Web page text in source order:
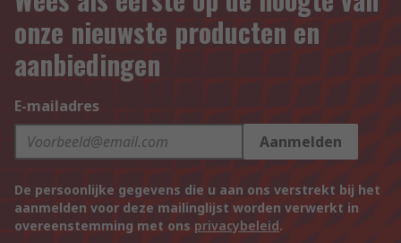
onze nieuwste producten en
aanbiedingen
E-mailadres
Aanmelden
De persoonlijke gegevens die u aan ons verstrekt bij het
aanmelden voor deze mailinglijst worden verwerkt in
overeenstemming met ons privacybeleid.